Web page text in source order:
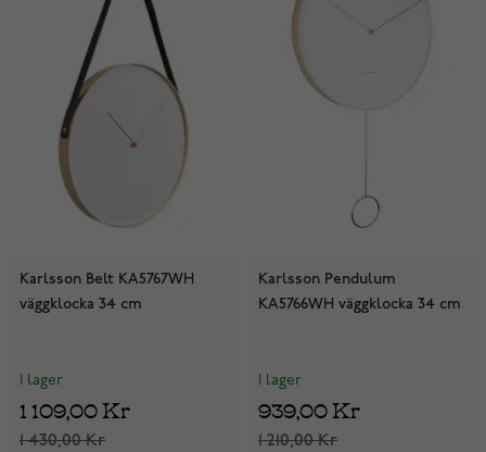
Karlsson Belt KA5767WH
väggklocka 34 cm
I lager
1 430,00 Kr
1 109,00 Kr
Karlsson Pendulum
KA5766WH väggklocka 34 cm
I lager
1 210,00 Kr
939,00 Kr